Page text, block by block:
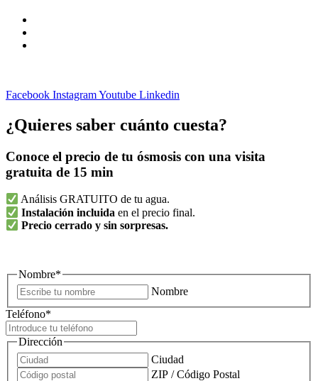
Facebook InstagramYoutube Linkedin
¿Quieres saber cuánto cuesta?
Conoce el precio de tu ósmosis con una visita
gratuita de 15 min
Análisis GRATUITO de tu agua.
Instalación incluida en el precio final.
Precio cerrado y sin sorpresas.
Nombre*
Nombre
Teléfono*
Dirección
Ciudad
ZIP / Código Postal